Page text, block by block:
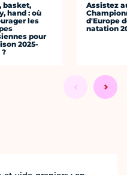
basket,
hand : où
les
pour
2025-
?
Assistez
d'Europe
natation